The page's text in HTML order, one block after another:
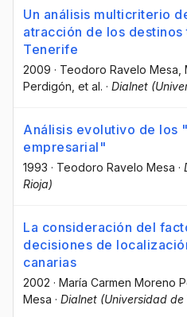
Un análisis multicriterio
atracción de los
Tenerife
2009 · Teodoro Ravelo Mesa
Perdigón , et al. · Dialnet
Análisis evolutivo de los
empresarial"
1993 · Teodoro Ravelo Mesa ·
Rioja)
La consideración del
decisiones de
canarias
2002 · María Carmen Moreno
Mesa · Dialnet (Universidad de